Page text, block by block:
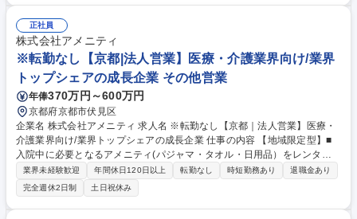
ともポイントの一つです。社会貢献性も高く、今後の高齢化社会において
成長が見込める産業です。 また、病院や介護施設の業務軽減に貢献する事
で、患者様、利用者様へのサービス向上に直結する為、大変やりがいのあ
るお仕事です。 ★2007年の設立以来、従業員数2,600名を超える企業に成
長した優良企業！ 募集職種 【姫路｜医療・介護業界向け法人営業】成長
中企業/年休123日/業界トップシェア
正社員
株式会社アメニティ
※転勤なし【京都|法人営業】医療・介護業界向け/業界
トップシェアの成長企業 その他営業
年俸370万円～600万円
京都府京都市伏見区
企業名 株式会社アメニティ 求人名 ※転勤なし【京都｜法人営業】医療・
介護業界向け/業界トップシェアの成長企業 仕事の内容 【地域限定型】■
入院中に必要となるアメニティ(パジャマ・タオル・日用品）をレンタル
するアメニティサポートシステムを提供している当社にて、病院・介護施
設向けの提案営業をお任せ致します。 アメニティのレンタルサービスの提
案だけでなく、人材派遣・紹介等幅広く事業展開しているため、多角的に
提案ができることもポイントの一つです。社会貢献性も高く、今後の高齢
業界未経験歓迎 年間休日120日以上 転勤なし 時短勤務あり
退職金あり
完全週休2日制
土日祝休み